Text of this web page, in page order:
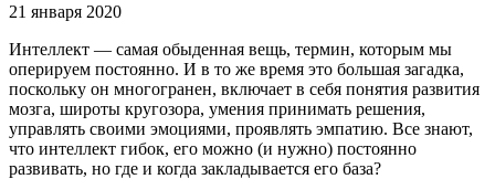
21 января 2020
Интеллект — самая обыденная вещь, термин, которым мы
оперируем постоянно. И в то же время это большая загадка,
поскольку он многогранен, включает в себя понятия развития
мозга, широты кругозора, умения принимать решения,
управлять своими эмоциями, проявлять эмпатию. Все знают,
что интеллект гибок, его можно (и нужно) постоянно
развивать, но где и когда закладывается его база?